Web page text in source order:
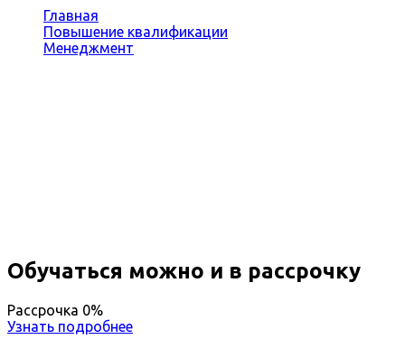
Главная
Повышение квалификации
Менеджмент
Обучаться можно и в рассрочку
Рассрочка 0%
Узнать подробнее